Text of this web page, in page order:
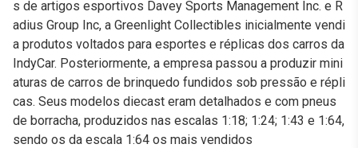
s de artigos esportivos Davey Sports Management Inc. e R
adius Group Inc, a Greenlight Collectibles inicialmente vendi
a produtos voltados para esportes e réplicas dos carros da
IndyCar. Posteriormente, a empresa passou a produzir mini
aturas de carros de brinquedo fundidos sob pressão e répli
cas. Seus modelos diecast eram detalhados e com pneus
de borracha, produzidos nas escalas 1:18; 1:24; 1:43 e 1:64,
sendo os da escala 1:64 os mais vendidos